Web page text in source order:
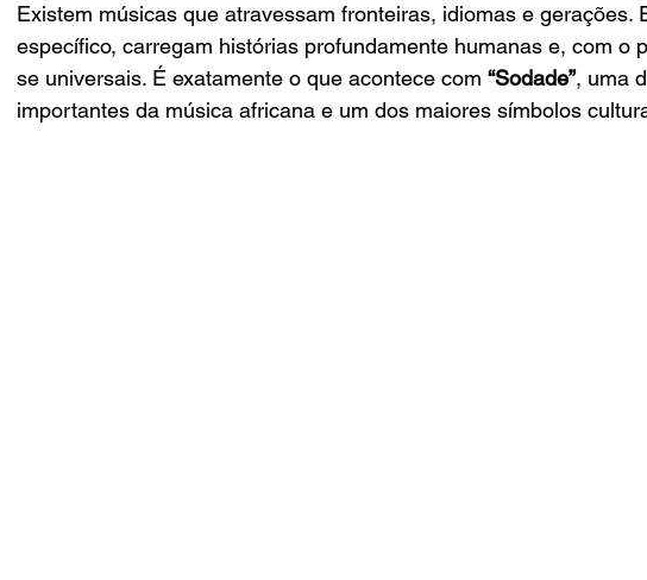
Existem músicas que atravessam fronteiras, idiomas e gerações.
específico, carregam histórias profundamente humanas e, com o
se universais. É exatamente o que acontece com “Sodade”, uma
importantes da música africana e um dos maiores símbolos